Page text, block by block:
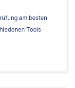
am besten
Tools